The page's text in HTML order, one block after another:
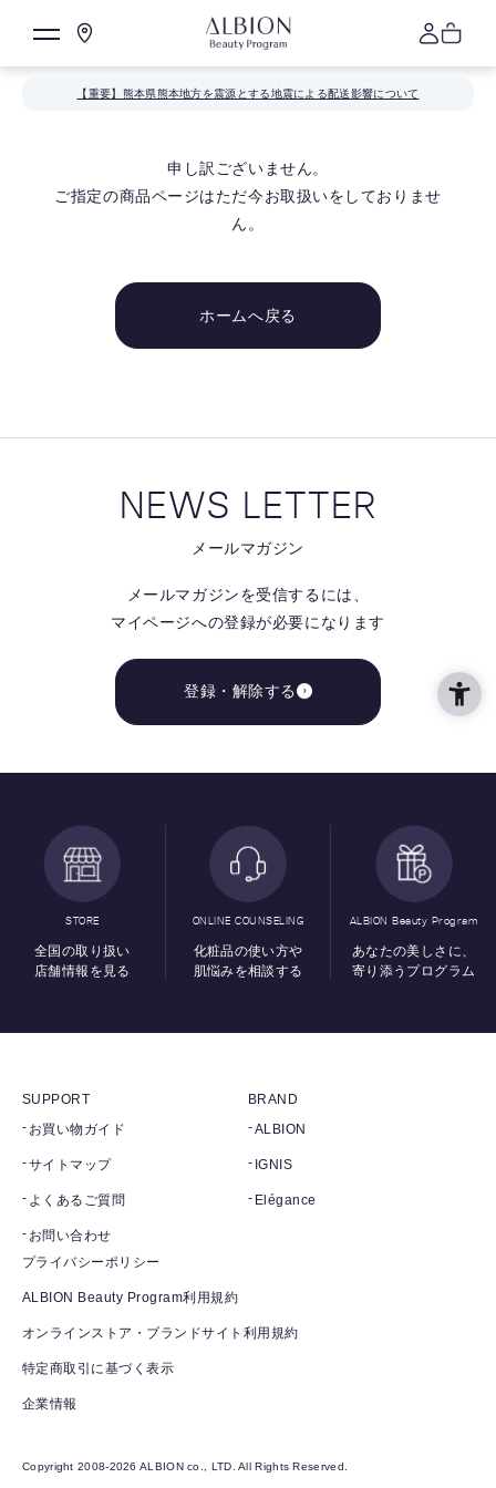
【重要】熊本県熊本地方を震源とする地震による配送影響について
申し訳ございません。
ご指定の商品ページはただ今お取扱いをしておりませ
ん。
ホームへ戻る
NEWS LETTER
メールマガジン
メールマガジンを受信するには、
マイページへの登録が必要になります
登録・解除する
STORE
全国の取り扱い
店舗情報を見る
ONLINE COUNSELING
化粧品の使い方や
肌悩みを相談する
ALBION Beauty Program
あなたの美しさに、
寄り添うプログラム
SUPPORT
お買い物ガイド
サイトマップ
よくあるご質問
お問い合わせ
BRAND
ALBION
IGNIS
Elégance
プライバシーポリシー
ALBION Beauty Program利用規約
オンラインストア・ブランドサイト利用規約
特定商取引に基づく表示
企業情報
Copyright 2008-2026 ALBION co., LTD. All Rights Reserved.